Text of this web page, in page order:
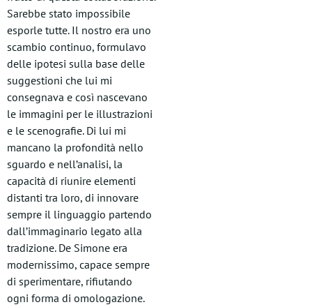
Sarebbe stato impossibile
esporle tutte. Il nostro era uno
scambio continuo, formulavo
delle ipotesi sulla base delle
suggestioni che lui mi
consegnava e così nascevano
le immagini per le illustrazioni
e le scenografie. Di lui mi
mancano la profondità nello
sguardo e nell’analisi, la
capacità di riunire elementi
distanti tra loro, di innovare
sempre il linguaggio partendo
dall’immaginario legato alla
tradizione. De Simone era
modernissimo, capace sempre
di sperimentare, rifiutando
ogni forma di omologazione.